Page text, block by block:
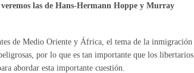
las de Hans-Hermann Hoppe y Murray
de Medio Oriente y África, el tema de la inmigración
por lo que es tan importante que los libertarios
abordar esta importante cuestión.